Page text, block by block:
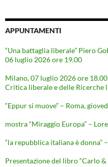
APPUNTAMENTI
“Una battaglia liberale” Piero
06 luglio 2026 ore 19.00
Milano, 07 luglio 2026 ore
Critica liberale e delle Ricerche
“Eppur si muove” – Roma,
mostra “Miraggio Europa” –
“la repubblica italiana è donna”
Presentazione del libro “Carlo